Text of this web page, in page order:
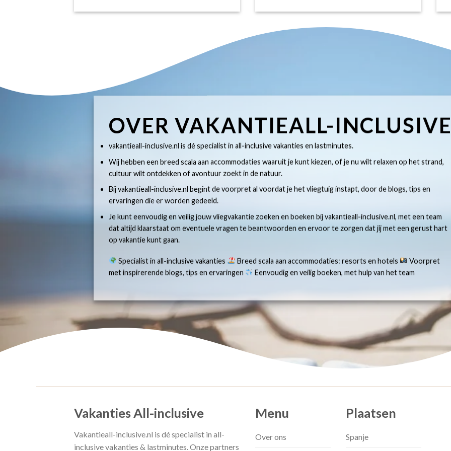
OVER VAKANTIEALL-
vakantieall-inclusive.nl is dé specialist in all-inclusive vakanties en lastminutes.
Wij hebben een breed scala aan accommodaties waaruit je kunt kiezen, of je nu wilt relaxen op het strand,
cultuur wilt ontdekken of avontuur zoekt in de natuur.
Bij vakantieall-inclusive.nl begint de voorpret al voordat je het vliegtuig instapt, door de blogs, tips en
ervaringen die er worden gedeeld.
Je kunt eenvoudig en veilig jouw vliegvakantie zoeken en boeken bij vakantieall-inclusive.nl, met een team
dat altijd klaarstaat om eventuele vragen te beantwoorden en ervoor te zorgen dat jij met een gerust hart
op vakantie kunt gaan.
Specialist in all-inclusive vakanties Breed scala aan accommodaties: resorts en hotels
Voorpret
met inspirerende blogs, tips en ervaringen
Eenvoudig en veilig boeken, met hulp van het team
Vakanties All-inclusive
Vakantieall-inclusive.nl is dé specialist in all-
inclusive vakanties & lastminutes. Onze partners
Menu
Over ons
Plaatsen
Spanje